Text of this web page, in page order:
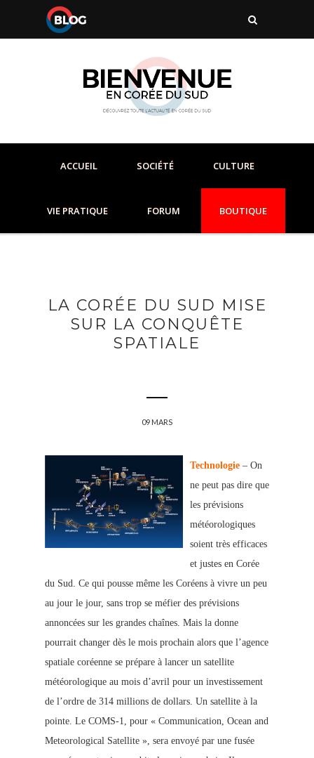
ACCUEIL SOCIÉTÉ CULTURE
VIE PRATIQUE FORUM BOUTIQUE
LA CORÉE DU SUD MISE
SUR LA CONQUÊTE
SPATIALE
09 MARS
Technologie – On
ne peut pas dire que
les prévisions
météorologiques
soient très efficaces
et justes en Corée
du Sud. Ce qui pousse même les Coréens à vivre un peu
au jour le jour, sans trop se méfier des prévisions
annoncées sur les grandes chaînes. Mais la donne
pourrait changer dès le mois prochain alors que l’agence
spatiale coréenne se prépare à lancer un satellite
météorologique au mois d’avril pour un investissement
de l’ordre de 314 millions de dollars. Un satellite à la
pointe. Le COMS-1, pour « Communication, Ocean and
Meteorological Satellite », sera envoyé par une fusée